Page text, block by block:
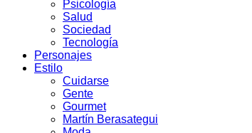
Psicología
Salud
Sociedad
Tecnología
Personajes
Estilo
Cuidarse
Gente
Gourmet
Martín Berasategui